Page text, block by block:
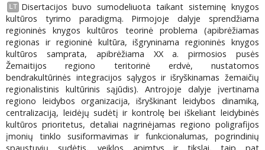
LT
Disertacijos buvo sumodeliuota taikant sisteminę knygos
kultūros tyrimo paradigmą. Pirmojoje dalyje sprendžiama
regioninės knygos kultūros teorinė problema (apibrėžiamas
regionas ir regioninė kultūra, išgryninama regioninės knygos
kultūros samprata, apibrėžiama XX a. pirmosios pusės
Žemaitijos regiono teritorinė erdvė, nustatomos
bendrakultūrinės integracijos sąlygos ir išryškinamas žemaičių
regionalistinis kultūrinis sąjūdis). Antrojoje dalyje įvertinama
regiono leidybos organizacija, išryškinant leidybos dinamiką,
centralizaciją, leidėjų sudėtį ir kontrolę bei iškeliant leidybinės
kultūros prioritetus, detaliai nagrinėjamas regiono poligrafijos
įmonių tinklo susiformavimas ir funkcionalumas, pogrindinių